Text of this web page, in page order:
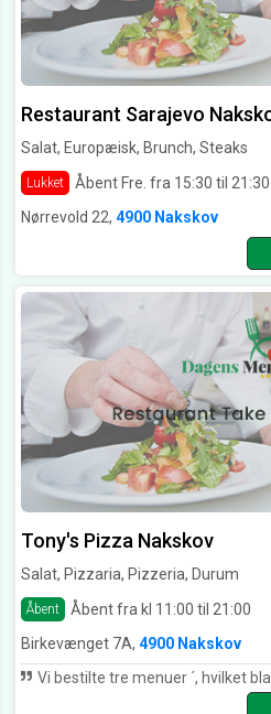
Restaurant Sarajevo
Salat, Europæisk, Brunch, Steaks
Lukket Åbent Fre. fra 15:30 til 21:30
Nørrevold 22, 4900 Nakskov
Tony's Pizza Nakskov
Salat, Pizzaria, Pizzeria, Durum
Åbent Åbent fra kl 11:00 til 21:00
Birkevænget 7A, 4900 Nakskov
Vi bestilte tre menuer ´, hvilket bla var wienerschnitzel og hold op